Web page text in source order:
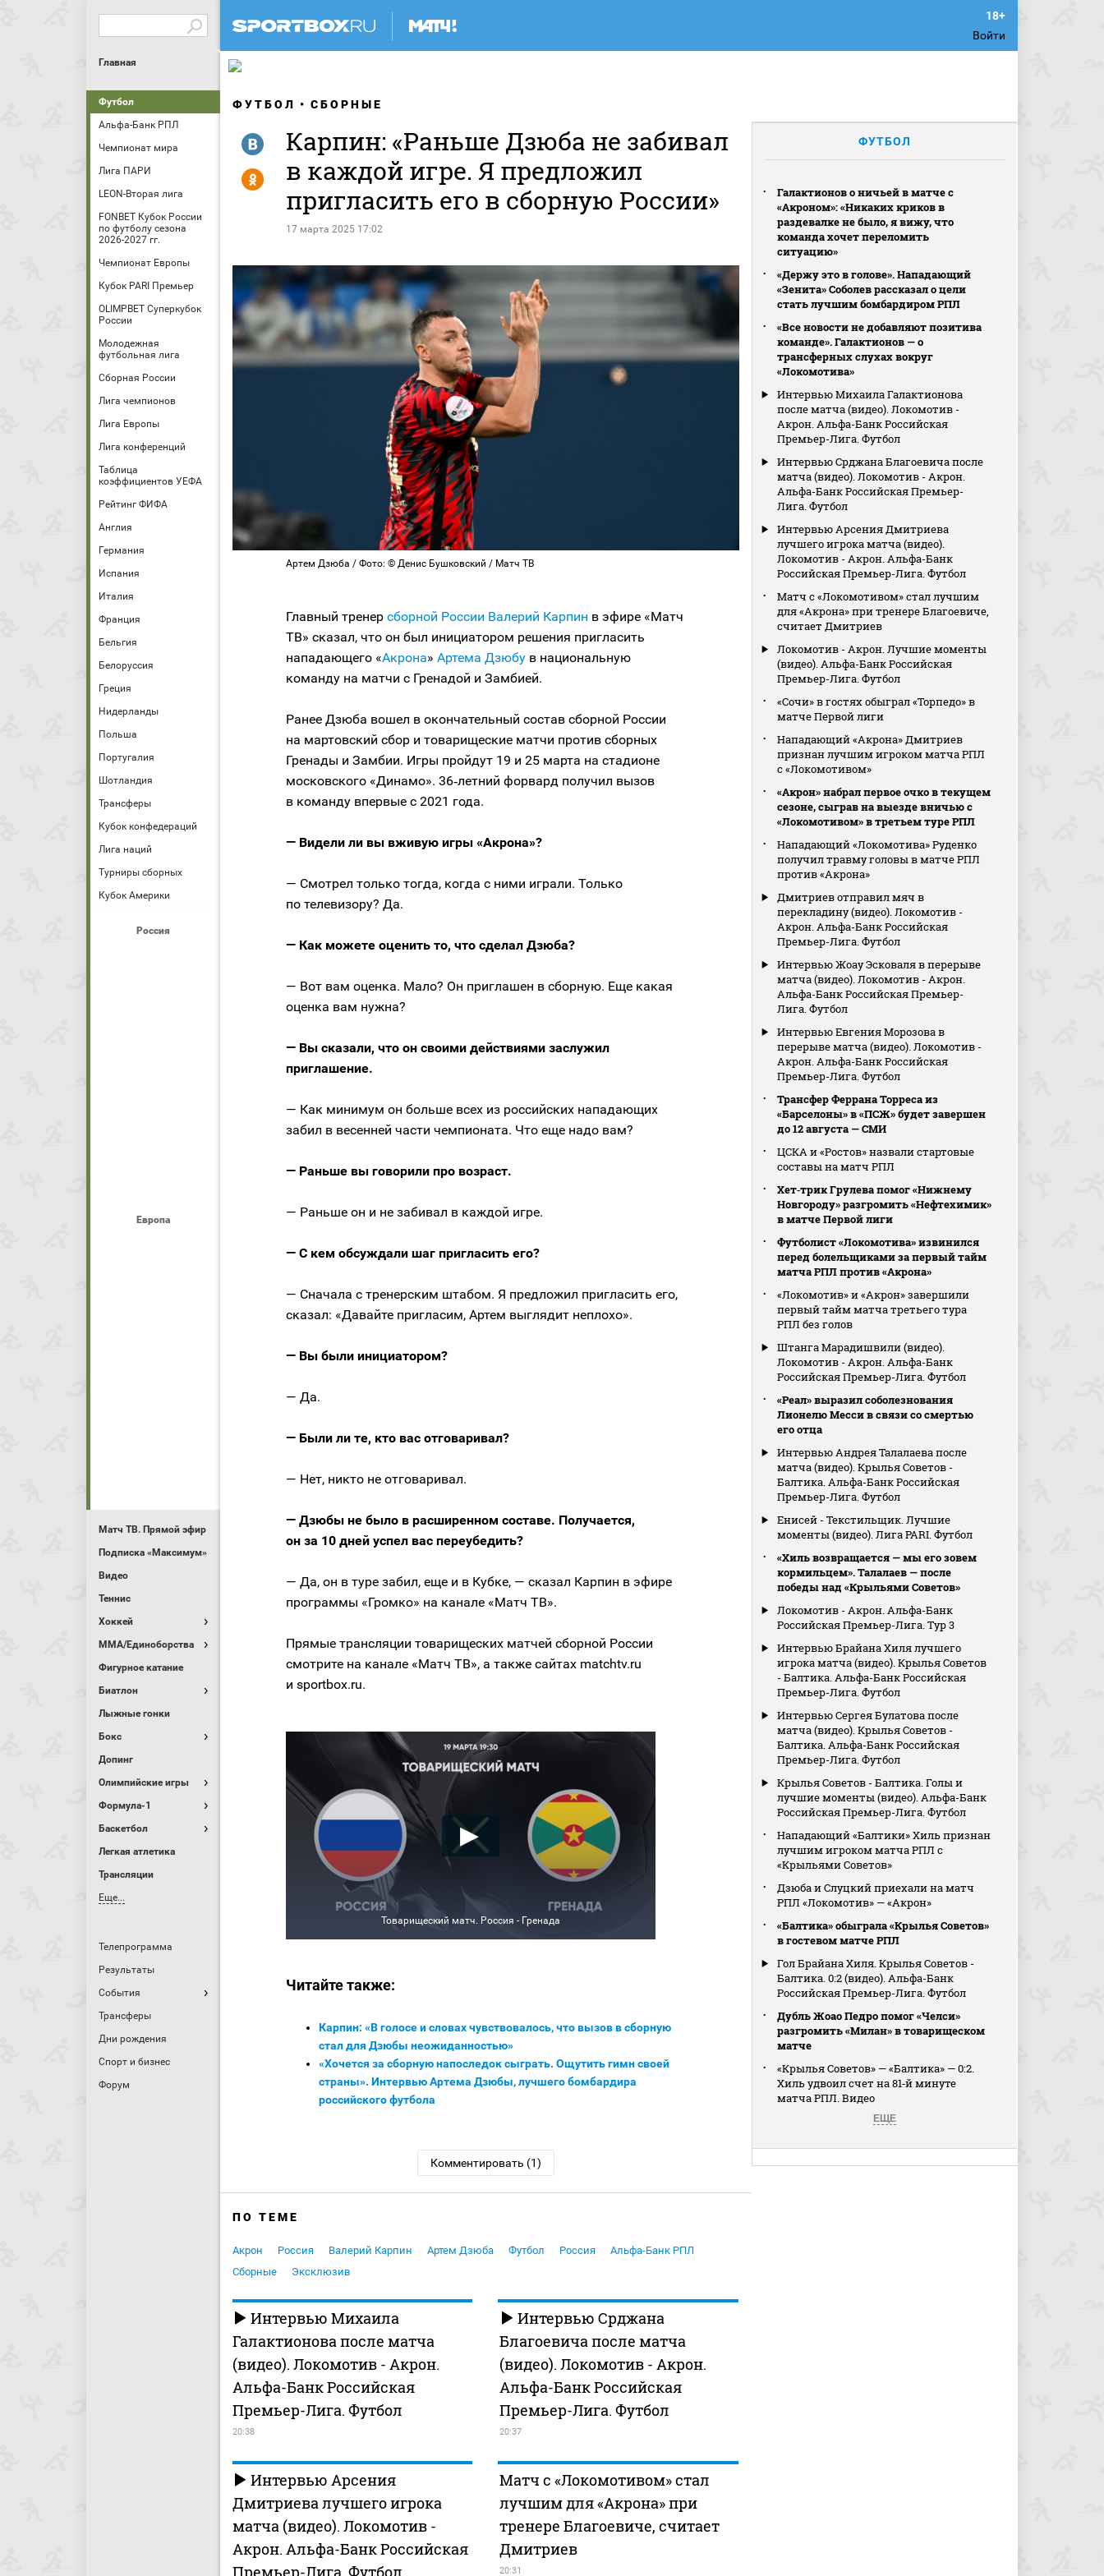
Войти
Главная
Футбол
Альфа-Банк РПЛ
Чемпионат мира
Лига ПАРИ
LEON-Вторая лига
FONBET Кубок России
по футболу сезона
2026-2027 гг.
Чемпионат Европы
Кубок PARI Премьер
OLIMPBET Суперкубок
России
Молодежная
футбольная лига
Сборная России
Лига чемпионов
Лига Европы
Лига конференций
Таблица
коэффициентов УЕФА
Рейтинг ФИФА
Англия
Германия
Испания
Италия
Франция
Бельгия
Белоруссия
Греция
Нидерланды
Польша
Португалия
Шотландия
Трансферы
Кубок конфедераций
Лига наций
Турниры сборных
Кубок Америки
Россия
Европа
Матч ТВ. Прямой эфир
Подписка «Максимум»
Видео
Теннис
Хоккей
MMA/Единоборства
Фигурное катание
Биатлон
Лыжные гонки
Бокс
Допинг
Олимпийские игры
Формула-1
Баскетбол
Легкая атлетика
Трансляции
Еще...
Телепрограмма
Результаты
События
Трансферы
Дни рождения
Спорт и бизнес
Форум
ФУТБОЛ СБОРНЫЕ
Карпин: «Раньше Дзюба не забивал
в каждой игре. Я предложил
пригласить его в сборную России»
17 марта 2025 17:02
R
Y
Артем Дзюба / Фото: © Денис Бушковский / Матч ТВ
Главный тренер сборной России Валерий Карпин в эфире «Матч
ТВ» сказал, что он был инициатором решения пригласить
нападающего «Акрона» Артема Дзюбу в национальную
команду на матчи с Гренадой и Замбией.
Ранее Дзюба вошел в окончательный состав сборной России
на мартовский сбор и товарищеские матчи против сборных
Гренады и Замбии. Игры пройдут 19 и 25 марта на стадионе
московского «Динамо». 36‑летний форвард получил вызов
в команду впервые с 2021 года.
— Видели ли вы вживую игры «Акрона»?
— Смотрел только тогда, когда с ними играли. Только
по телевизору? Да.
— Как можете оценить то, что сделал Дзюба?
— Вот вам оценка. Мало? Он приглашен в сборную. Еще какая
оценка вам нужна?
— Вы сказали, что он своими действиями заслужил
приглашение.
— Как минимум он больше всех из российских нападающих
забил в весенней части чемпионата. Что еще надо вам?
— Раньше вы говорили про возраст.
— Раньше он и не забивал в каждой игре.
— С кем обсуждали шаг пригласить его?
— Сначала с тренерским штабом. Я предложил пригласить его,
сказал: «Давайте пригласим, Артем выглядит неплохо».
— Вы были инициатором?
— Да.
— Были ли те, кто вас отговаривал?
— Нет, никто не отговаривал.
— Дзюбы не было в расширенном составе. Получается,
он за 10 дней успел вас переубедить?
— Да, он в туре забил, еще и в Кубке, — сказал Карпин в эфире
программы «Громко» на канале «Матч ТВ».
Прямые трансляции товарищеских матчей сборной России
смотрите на канале «Матч ТВ», а также сайтах matchtv.ru
и sportbox.ru.
Товарищеский матч. Россия - Гренада
Читайте также:
Карпин: «В голосе и словах чувствовалось, что вызов в сборную
стал для Дзюбы неожиданностью»
«Хочется за сборную напоследок сыграть. Ощутить гимн своей
страны». Интервью Артема Дзюбы, лучшего бомбардира
российского футбола
Комментировать (1)
ПО ТЕМЕ
Акрон Россия Валерий Карпин Артем Дзюба Футбол Россия
Альфа-Банк РПЛ
Сборные
Эксклюзив
Интервью Михаила
Галактионова после матча
(видео). Локомотив - Акрон.
Альфа-Банк Российская
Премьер-Лига. Футбол
20:38
Интервью Срджана
Благоевича после матча
(видео). Локомотив - Акрон.
Альфа-Банк Российская
Премьер-Лига. Футбол
20:37
Интервью Арсения
Дмитриева лучшего игрока
матча (видео). Локомотив -
Акрон. Альфа-Банк Российская
Матч с «Локомотивом» стал
лучшим для «Акрона» при
тренере Благоевиче, считает
Дмитриев
20:31
ФУТБОЛ
Галактионов о ничьей в матче с
«Акроном»: «Никаких криков в
раздевалке не было, я вижу, что
команда хочет переломить
ситуацию»
«Держу это в голове». Нападающий
«Зенита» Соболев рассказал о цели
стать лучшим бомбардиром РПЛ
«Все новости не добавляют позитива
команде». Галактионов — о
трансферных слухах вокруг
«Локомотива»
Интервью Михаила Галактионова
после матча (видео). Локомотив -
Акрон. Альфа-Банк Российская
Премьер-Лига. Футбол
Интервью Срджана Благоевича после
матча (видео). Локомотив - Акрон.
Альфа-Банк Российская Премьер-
Лига. Футбол
Интервью Арсения Дмитриева
лучшего игрока матча (видео).
Локомотив - Акрон. Альфа-Банк
Российская Премьер-Лига. Футбол
Матч с «Локомотивом» стал лучшим
для «Акрона» при тренере Благоевиче,
считает Дмитриев
Локомотив - Акрон. Лучшие моменты
(видео). Альфа-Банк Российская
Премьер-Лига. Футбол
«Сочи» в гостях обыграл «Торпедо» в
матче Первой лиги
Нападающий «Акрона» Дмитриев
признан лучшим игроком матча РПЛ
с «Локомотивом»
«Акрон» набрал первое очко в текущем
сезоне, сыграв на выезде вничью с
«Локомотивом» в третьем туре РПЛ
Нападающий «Локомотива» Руденко
получил травму головы в матче РПЛ
против «Акрона»
Дмитриев отправил мяч в
перекладину (видео). Локомотив -
Акрон. Альфа-Банк Российская
Премьер-Лига. Футбол
Интервью Жоау Эсковаля в перерыве
матча (видео). Локомотив - Акрон.
Альфа-Банк Российская Премьер-
Лига. Футбол
Интервью Евгения Морозова в
перерыве матча (видео). Локомотив -
Акрон. Альфа-Банк Российская
Премьер-Лига. Футбол
Трансфер Феррана Торреса из
«Барселоны» в «ПСЖ» будет завершен
до 12 августа — СМИ
ЦСКА и «Ростов» назвали стартовые
составы на матч РПЛ
Хет‑трик Грулева помог «Нижнему
Новгороду» разгромить «Нефтехимик»
в матче Первой лиги
Футболист «Локомотива» извинился
перед болельщиками за первый тайм
матча РПЛ против «Акрона»
«Локомотив» и «Акрон» завершили
первый тайм матча третьего тура
РПЛ без голов
Штанга Марадишвили (видео).
Локомотив - Акрон. Альфа-Банк
Российская Премьер-Лига. Футбол
«Реал» выразил соболезнования
Лионелю Месси в связи со смертью
его отца
Интервью Андрея Талалаева после
матча (видео). Крылья Советов -
Балтика. Альфа-Банк Российская
Премьер-Лига. Футбол
Енисей - Текстильщик. Лучшие
моменты (видео). Лига PARI. Футбол
«Хиль возвращается — мы его зовем
кормильцем». Талалаев — после
победы над «Крыльями Советов»
Локомотив - Акрон. Альфа-Банк
Российская Премьер-Лига. Тур 3
Интервью Брайана Хиля лучшего
игрока матча (видео). Крылья Советов
- Балтика. Альфа-Банк Российская
Премьер-Лига. Футбол
Интервью Сергея Булатова после
матча (видео). Крылья Советов -
Балтика. Альфа-Банк Российская
Премьер-Лига. Футбол
Крылья Советов - Балтика. Голы и
лучшие моменты (видео). Альфа-Банк
Российская Премьер-Лига. Футбол
Нападающий «Балтики» Хиль признан
лучшим игроком матча РПЛ с
«Крыльями Советов»
Дзюба и Слуцкий приехали на матч
РПЛ «Локомотив» — «Акрон»
«Балтика» обыграла «Крылья Советов»
в гостевом матче РПЛ
Гол Брайана Хиля. Крылья Советов -
Балтика. 0:2 (видео). Альфа-Банк
Российская Премьер-Лига. Футбол
Дубль Жоао Педро помог «Челси»
разгромить «Милан» в товарищеском
матче
«Крылья Советов» — «Балтика» — 0:2.
Хиль удвоил счет на 81‑й минуте
матча РПЛ. Видео
ЕЩЕ